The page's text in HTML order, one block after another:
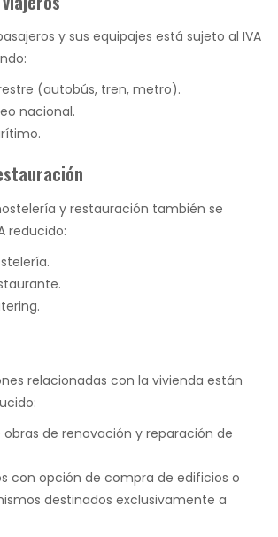
y sus equipajes está sujeto al IVA
(autobús, tren, metro).
nacional.
y restauración también se
reducido:
relacionadas con la vivienda están
obras de renovación y reparación de
con opción de compra de edificios o
destinados exclusivamente a